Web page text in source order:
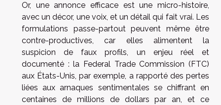
Or, une annonce efficace est une micro-histoire,
avec un décor, une voix, et un détail qui fait vrai. Les
formulations passe-partout peuvent même être
contre-productives, car elles alimentent la
suspicion de faux profils, un enjeu réel et
documenté : la Federal Trade Commission (FTC)
aux États-Unis, par exemple, a rapporté des pertes
liées aux arnaques sentimentales se chiffrant en
centaines de millions de dollars par an, et ce